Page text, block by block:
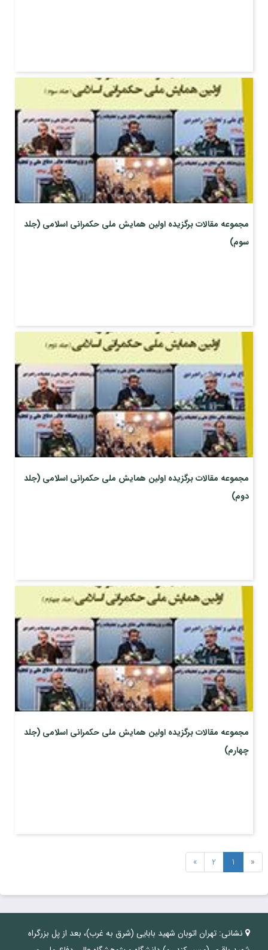
مجموعه مقالات برگزیده اولین همایش ملی حکمرانی اسلامی (جلد
سوم)
مجموعه مقالات برگزیده اولین همایش ملی حکمرانی اسلامی (جلد
دوم)
مجموعه مقالات برگزیده اولین همایش ملی حکمرانی اسلامی (جلد
چهارم)
«
1
2
»
نشانی: تهران اتوبان شهید بابایی (شرق به غرب)، بعد از پل بزرگراه